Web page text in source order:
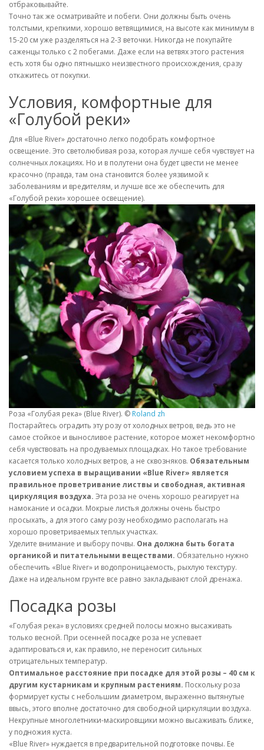
отбраковывайте.
Точно так же осматривайте и побеги. Они должны быть очень
толстыми, крепкими, хорошо ветвящимися, на высоте как минимум в
15-20 см уже разделяться на 2-3 веточки. Никогда не покупайте
саженцы только с 2 побегами. Даже если на ветвях этого растения
есть хотя бы одно пятнышко неизвестного происхождения, сразу
откажитесь от покупки.
Условия, комфортные для
«Голубой реки»
Для «Blue River» достаточно легко подобрать комфортное
освещение. Это светолюбивая роза, которая лучше себя чувствует на
солнечных локациях. Но и в полутени она будет цвести не менее
красочно (правда, там она становится более уязвимой к
заболеваниям и вредителям, и лучше все же обеспечить для
«Голубой реки» хорошее освещение).
Роза «Голубая река» (Blue River). © Roland zh
Постарайтесь оградить эту розу от холодных ветров, ведь это не
самое стойкое и выносливое растение, которое может некомфортно
себя чувствовать на продуваемых площадках. Но такое требование
касается только холодных ветров, а не сквозняков. Обязательным
условием успеха в выращивании «Blue River» является
правильное проветривание листвы и свободная, активная
циркуляция воздуха. Эта роза не очень хорошо реагирует на
намокание и осадки. Мокрые листья должны очень быстро
просыхать, а для этого саму розу необходимо располагать на
хорошо проветриваемых теплых участках.
Уделите внимание и выбору почвы. Она должна быть богата
органикой и питательными веществами. Обязательно нужно
обеспечить «Blue River» и водопроницаемость, рыхлую текстуру.
Даже на идеальном грунте все равно закладывают слой дренажа.
Посадка розы
«Голубая река» в условиях средней полосы можно высаживать
только весной. При осенней посадке роза не успевает
адаптироваться и, как правило, не переносит сильных
отрицательных температур.
Оптимальное расстояние при посадке для этой розы – 40 см к
другим кустарникам и крупным растениям. Поскольку роза
формирует кусты с небольшим диаметром, выраженно вытянутые
ввысь, этого вполне достаточно для свободной циркуляции воздуха.
Некрупные многолетники-маскировщики можно высаживать ближе,
у подножия куста.
«Blue River» нуждается в предварительной подготовке почвы. Ее